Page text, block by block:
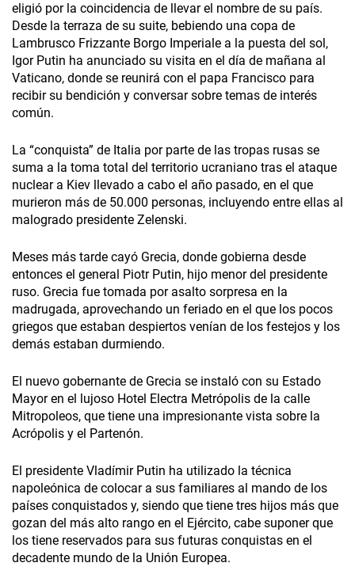
eligió por la coincidencia de llevar el nombre de su país.
Desde la terraza de su suite, bebiendo una copa de
Lambrusco Frizzante Borgo Imperiale a la puesta del sol,
Igor Putin ha anunciado su visita en el día de mañana al
Vaticano, donde se reunirá con el papa Francisco para
recibir su bendición y conversar sobre temas de interés
común.
La “conquista” de Italia por parte de las tropas rusas se
suma a la toma total del territorio ucraniano tras el ataque
nuclear a Kiev llevado a cabo el año pasado, en el que
murieron más de 50.000 personas, incluyendo entre ellas al
malogrado presidente Zelenski.
Meses más tarde cayó Grecia, donde gobierna desde
entonces el general Piotr Putin, hijo menor del presidente
ruso. Grecia fue tomada por asalto sorpresa en la
madrugada, aprovechando un feriado en el que los pocos
griegos que estaban despiertos venían de los festejos y los
demás estaban durmiendo.
El nuevo gobernante de Grecia se instaló con su Estado
Mayor en el lujoso Hotel Electra Metrópolis de la calle
Mitropoleos, que tiene una impresionante vista sobre la
Acrópolis y el Partenón.
El presidente Vladímir Putin ha utilizado la técnica
napoleónica de colocar a sus familiares al mando de los
países conquistados y, siendo que tiene tres hijos más que
gozan del más alto rango en el Ejército, cabe suponer que
los tiene reservados para sus futuras conquistas en el
decadente mundo de la Unión Europea.